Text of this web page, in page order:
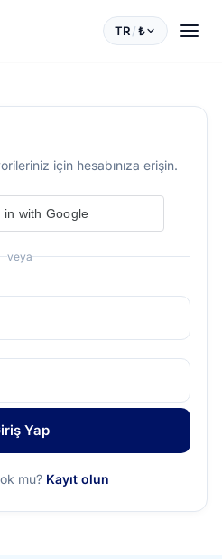
TR/₺
için hesabınıza erişin.
in with Google
veya
Yap
mu? Kayıt olun